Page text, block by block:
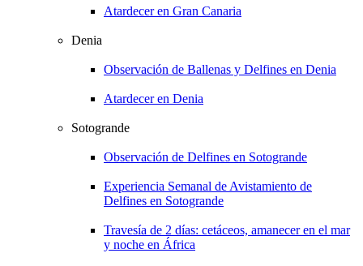
Atardecer en Gran Canaria
Denia
Observación de Ballenas y Delfines en Denia
Atardecer en Denia
Sotogrande
Observación de Delfines en Sotogrande
Experiencia Semanal de Avistamiento de
Delfines en Sotogrande
Travesía de 2 días: cetáceos, amanecer en el mar
y noche en África